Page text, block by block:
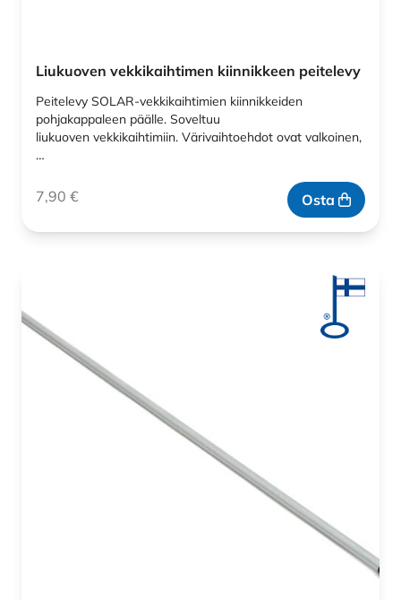
Liukuoven vekkikaihtimen kiinnikkeen peitelevy
Peitelevy SOLAR-vekkikaihtimien kiinnikkeiden
pohjakappaleen päälle. Soveltuu
liukuoven vekkikaihtimiin. Värivaihtoehdot ovat valkoinen,
…
7,90 € Osta